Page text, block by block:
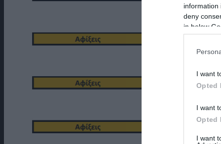
information
deny
in below
I want
Opted
I want
Opted
I want